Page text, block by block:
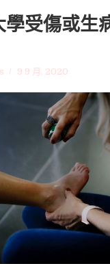
學受傷或生
9 9 月, 2020